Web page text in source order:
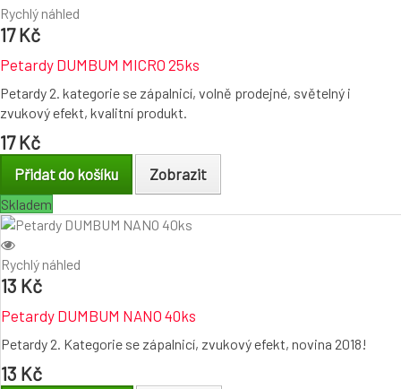
Rychlý náhled
17 Kč
Petardy DUMBUM MICRO 25ks
Petardy 2. kategorie se zápalnicí, volně prodejné, světelný i
zvukový efekt, kvalitní produkt.
17 Kč
Přidat do košíku Zobrazit
Skladem
Rychlý náhled
13 Kč
Petardy DUMBUM NANO 40ks
Petardy 2. Kategorie se zápalnicí, zvukový efekt, novina 2018!
13 Kč